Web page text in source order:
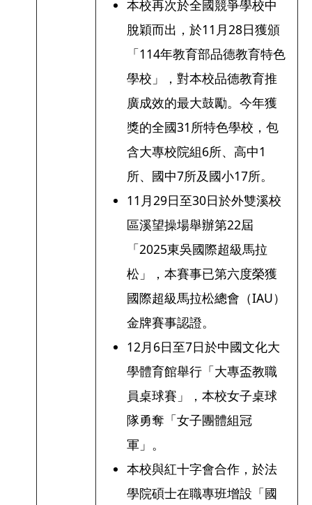
本校再次於全國競爭學校中
脫穎而出，於11月28日獲頒
「114年教育部品德教育特色
學校」，對本校品德教育推
廣成效的最大鼓勵。今年獲
獎的全國31所特色學校，包
含大專校院組6所、高中1
所、國中7所及國小17所。
11月29日至30日於外雙溪校
區溪望操場舉辦第22屆
「2025東吳國際超級馬拉
松」，本賽事已第六度榮獲
國際超級馬拉松總會（IAU）
金牌賽事認證。
12月6日至7日於中國文化大
學體育館舉行「大專盃教職
員桌球賽」，本校女子桌球
隊勇奪「女子團體組冠
軍」。
本校與紅十字會合作，於法
學院碩士在職專班增設「國